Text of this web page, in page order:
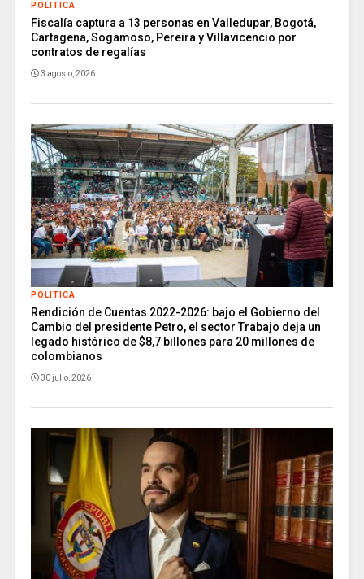
POLITICA
Fiscalía captura a 13 personas en Valledupar, Bogotá,
Cartagena, Sogamoso, Pereira y Villavicencio por
contratos de regalías
3 agosto, 2026
POLITICA
Rendición de Cuentas 2022-2026: bajo el Gobierno del
Cambio del presidente Petro, el sector Trabajo deja un
legado histórico de $8,7 billones para 20 millones de
colombianos
30 julio, 2026